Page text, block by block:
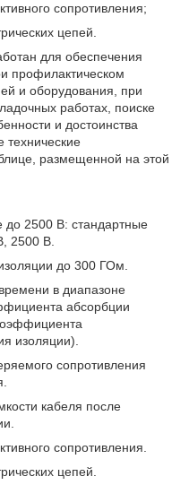
сопротивления;
цепей.
для обеспечения
профилактическом
и оборудования, при
работах, поиске
и достоинства
размещенной на этой
до 2500 В: стандартные
2500 В.
до 300 ГОм.
в диапазоне
абсорбции
изоляции).
сопротивления
кабеля после
сопротивления.
цепей.